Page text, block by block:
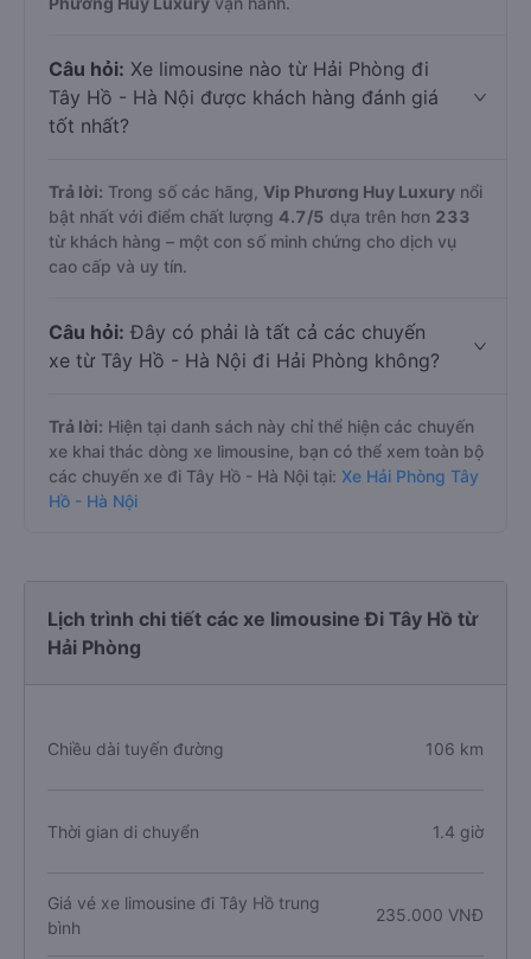
Câu hỏi: Xe limousine nào từ Hải Phòng đi
Tây Hồ - Hà Nội được khách hàng đánh giá
tốt nhất?
Trả lời: Trong số các hãng, Vip Phương Huy Luxury nổi
bật nhất với điểm chất lượng 4.7/5 dựa trên hơn 233
từ khách hàng – một con số minh chứng cho dịch vụ
cao cấp và uy tín.
Câu hỏi: Đây có phải là tất cả các chuyến
xe từ Tây Hồ - Hà Nội đi Hải Phòng không?
Trả lời: Hiện tại danh sách này chỉ thể hiện các chuyến
xe khai thác dòng xe limousine, bạn có thể xem toàn bộ
các chuyến xe đi Tây Hồ - Hà Nội tại: Xe Hải Phòng Tây
Hồ - Hà Nội
Lịch trình chi tiết các xe limousine Đi Tây Hồ từ
Hải Phòng
Chiều dài tuyến đường 106 km
Thời gian di chuyển 1.4 giờ
Giá vé xe limousine đi Tây Hồ trung
bình
235.000 VNĐ